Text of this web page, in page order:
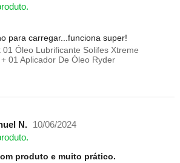
para carregar...funciona super!
01 Óleo Lubrificante Solifes Xtreme
01 Aplicador De Óleo Ryder
N.
10/06/2024
produto e muito prático.